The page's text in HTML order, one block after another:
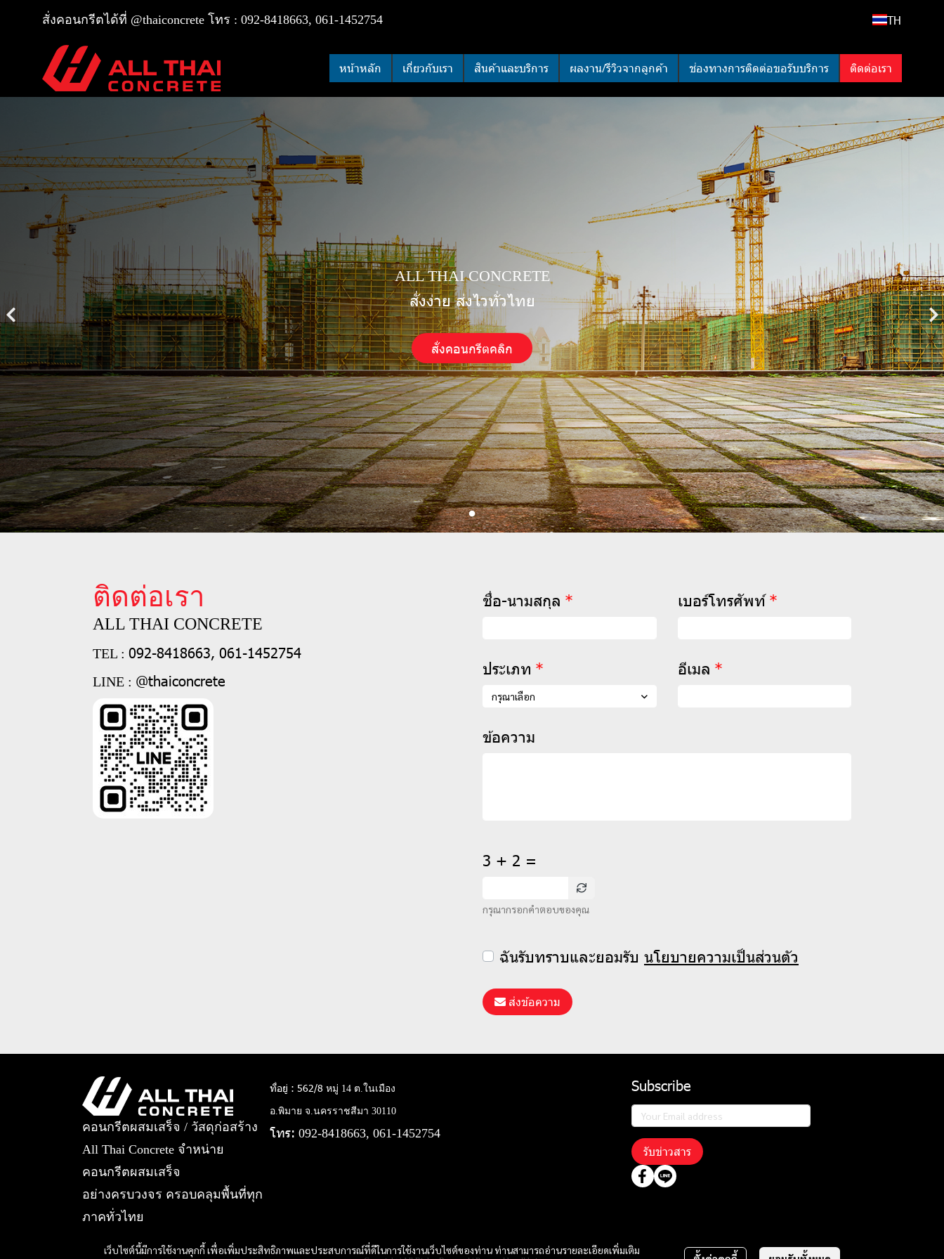
สั่งคอนกรีตได้ที่ @thaiconcrete โทร : 092-8418663, 061-1452754 TH
หน้าหลัก เกี่ยวกับเรา สินค้าและบริการ ผลงาน/รีวิวจากลูกค้า ช่องทางการติดต่อขอรับบริการ ติดต่อเรา
ALL THAI CONCRETE
สั่งง่าย ส่งไวทั่วไทย
สั่งคอนกรีตคลิก
ติดต่อเรา
ALL THAI CONCRETE
TEL : 092-8418663, 061-1452754
LINE : @thaiconcrete
ชื่อ-นามสกุล เบอร์โทรศัพท์
ประเภท
กรุณาเลือก
อีเมล
ข้อความ
3 + 2 =
กรุณากรอกคำตอบของคุณ
ฉันรับทราบและยอมรับ นโยบายความเป็นส่วนตัว
ส่งข้อความ
เว็บไซต์นี้มีการใช้งานคุกกี้ เพื่อเพิ่มประสิทธิภาพและประสบการณ์ที่ดีในการใช้งานเว็บไซต์ของท่าน ท่านสามารถอ่านรายละเอียดเพิ่มเติม
คอนกรีตผสมเสร็จ / วัสดุก่อสร้าง
All Thai Concrete จำหน่าย
คอนกรีตผสมเสร็จ
อย่างครบวงจร ครอบคลุมพื้นที่ทุก
ภาคทั่วไทย
ที่อยู่ : 562/8 หมู่ 14 ต.ในเมือง
อ.พิมาย จ.นครราชสีมา 30110
โทร: 092-8418663, 061-1452754
Subscribe
รับข่าวสาร